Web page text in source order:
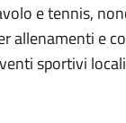
e tennis,
allenamenti e
sportivi